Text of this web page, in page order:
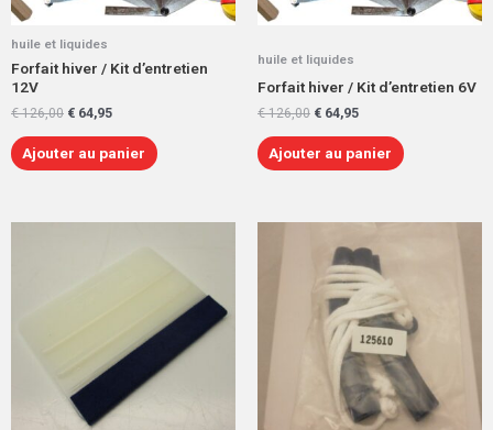
huile et liquides
Forfait hiver / Kit d’entretien
12V
€126,00 € 64,95
Ajouter au panier
huile et liquides
Forfait hiver / Kit d’entretien 6V
€126,00 € 64,95
Ajouter au panier